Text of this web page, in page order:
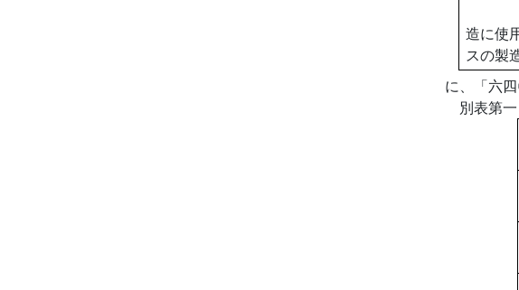
政令
造に使
スの製
に、「六
別表第